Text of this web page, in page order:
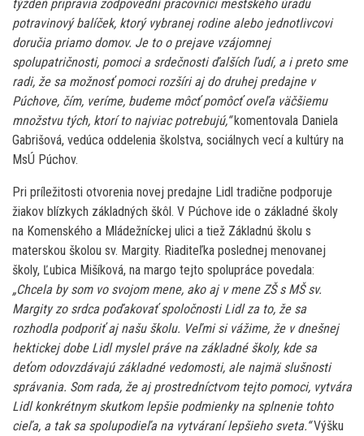
týždeň pripravia zodpovední pracovníci mestského úradu
potravinový balíček, ktorý vybranej rodine alebo jednotlivcovi
doručia priamo domov. Je to o prejave vzájomnej
spolupatričnosti, pomoci a srdečnosti ďalších ľudí, a i preto sme
radi, že sa možnosť pomoci rozšíri aj do druhej predajne v
Púchove, čím, veríme, budeme môcť pomôcť oveľa väčšiemu
množstvu tých, ktorí to najviac potrebujú,“komentovala Daniela
Gabrišová, vedúca oddelenia školstva, sociálnych vecí a kultúry na
MsÚ Púchov.
Pri príležitosti otvorenia novej predajne Lidl tradične podporuje
žiakov blízkych základných škôl. V Púchove ide o základné školy
na Komenského a Mládežníckej ulici a tiež Základnú školu s
materskou školou sv. Margity. Riaditeľka poslednej menovanej
školy, Ľubica Mišíková, na margo tejto spolupráce povedala:
„Chcela by som vo svojom mene, ako aj v mene ZŠ s MŠ sv.
Margity zo srdca poďakovať spoločnosti Lidl za to, že sa
rozhodla podporiť aj našu školu. Veľmi si vážime, že v dnešnej
hektickej dobe Lidl myslel práve na základné školy, kde sa
deťom odovzdávajú základné vedomosti, ale najmä slušnosti
správania. Som rada, že aj prostredníctvom tejto pomoci, vytvára
Lidl konkrétnym skutkom lepšie podmienky na splnenie tohto
cieľa, a tak sa spolupodieľa na vytváraní lepšieho sveta.“Výšku